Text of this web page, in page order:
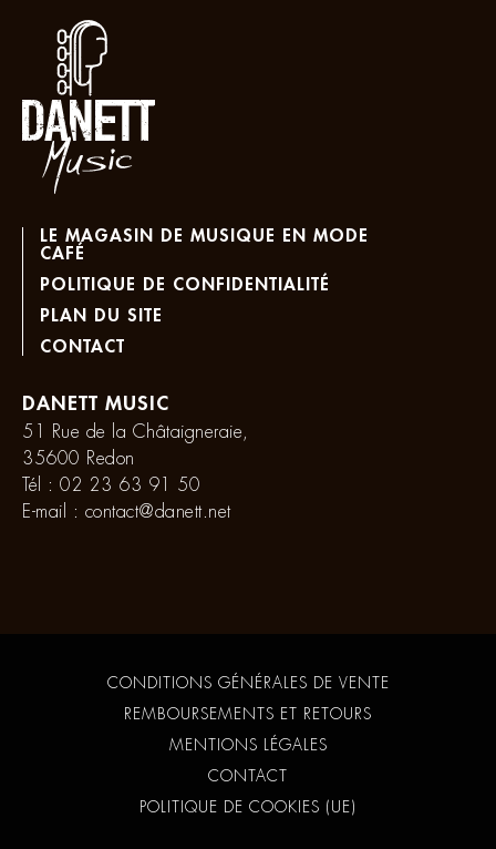
LE MAGASIN DE MUSIQUE EN MODE
CAFÉ
POLITIQUE DE CONFIDENTIALITÉ
PLAN DU SITE
CONTACT
DANETT MUSIC
51 Rue de la Châtaigneraie,
35600 Redon
Tél : 02 23 63 91 50
E-mail : contact@danett.net
CONDITIONS GÉNÉRALES DE VENTE
REMBOURSEMENTS ET RETOURS
MENTIONS LÉGALES
CONTACT
POLITIQUE DE COOKIES (UE)